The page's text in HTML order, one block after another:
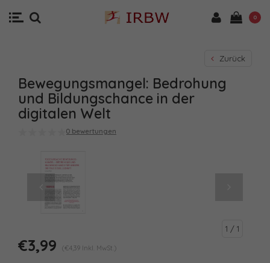
0
Zurück
Bewegungsmangel: Bedrohung
und Bildungschance in der
digitalen Welt
0 bewertungen
1 / 1
€3,99 (€4,39 Inkl. MwSt.)